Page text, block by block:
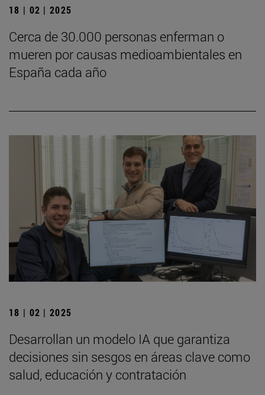
18 | 02 | 2025
Cerca de 30.000 personas enferman o
mueren por causas medioambientales en
España cada año
18 | 02 | 2025
Desarrollan un modelo IA que garantiza
decisiones sin sesgos en áreas clave como
salud, educación y contratación